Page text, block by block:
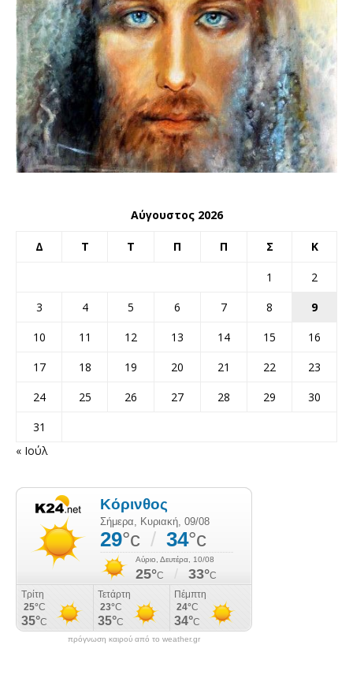
Αύγουστος 2026
Δ Τ Τ Π Π Σ Κ
1
2
3
4 5 6 7 8
9
10
11 12 13 14 15
16
17
18 19 20 21 22
23
24
25 26 27 28 29
30
31
« Ιούλ
πρόγνωση καιρού από το weather.gr